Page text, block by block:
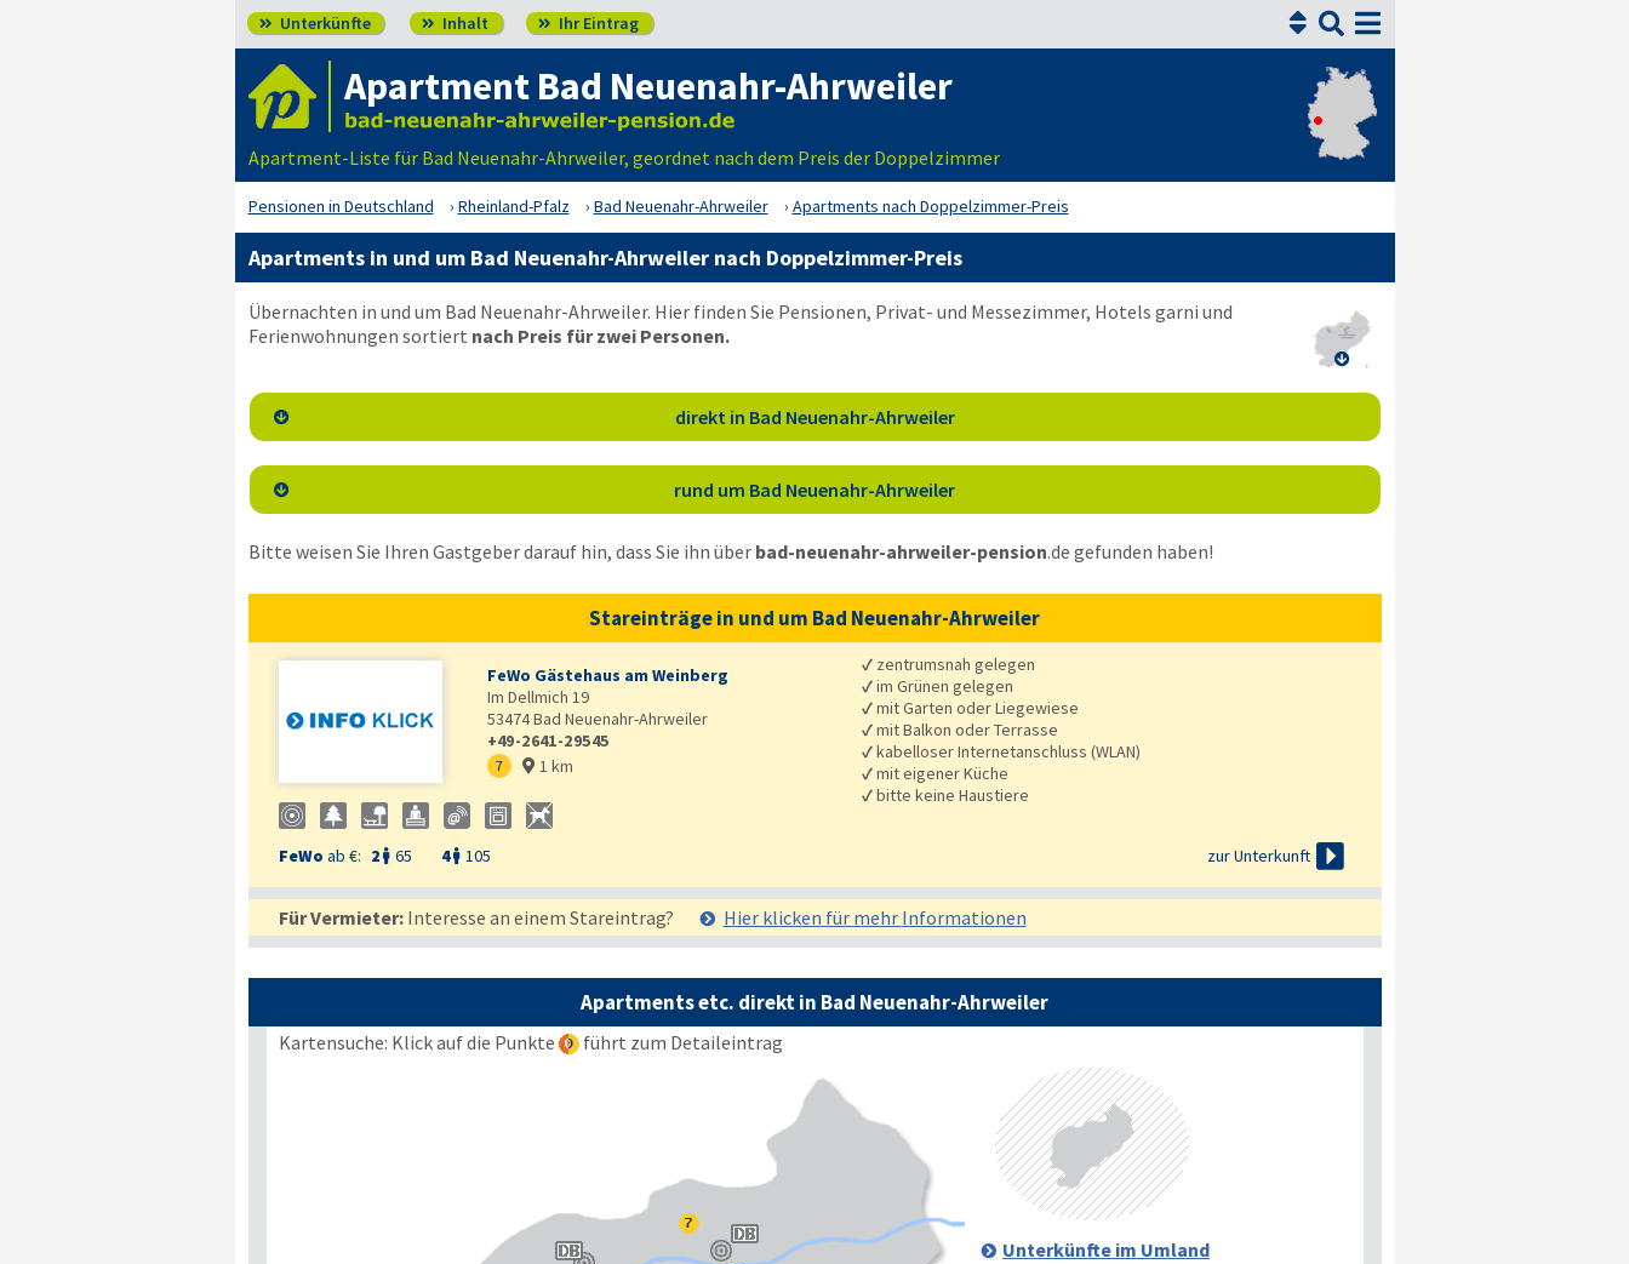
 Unterkünfte  Inhalt  Ihr Eintrag 

Apartment Bad Neuenahr-Ahrweiler
Apartment-Liste für Bad Neuenahr-Ahrweiler, geordnet nach dem Preis der Doppelzimmer
Pensionen in Deutschland Rheinland-Pfalz Bad Neuenahr-Ahrweiler Apartments nach Doppelzimmer-Preis
Apartments in und um Bad Neuenahr-Ahrweiler nach Doppelzimmer-Preis

Übernachten in und um Bad Neuenahr-Ahrweiler. Hier finden Sie Pensionen, Privat- und Messezimmer, Hotels garni und
Ferienwohnungen sortiert nach Preis für zwei Personen.
 direkt in Bad Neuenahr-Ahrweiler
 rund um Bad Neuenahr-Ahrweiler
Bitte weisen Sie Ihren Gastgeber darauf hin, dass Sie ihn über bad-neuenahr-ahrweiler-pension.de gefunden haben!
Stareinträge in und um Bad Neuenahr-Ahrweiler
FeWo Gästehaus am Weinberg
Im Dellmich 19
53474Bad Neuenahr-Ahrweiler
+49-2641-29545
7  1 km
FeWo ab €: 2  65 4 105
✓ zentrumsnah gelegen
✓im Grünen gelegen
✓mit Garten oder Liegewiese
✓mit Balkon oder Terrasse
✓kabelloser Internetanschluss (WLAN)
✓mit eigener Küche
✓bitte keine Haustiere
zur Unterkunft 
Für Vermieter:Interesse an einem Stareintrag? Hier klicken für mehr Informationen
Apartments etc. direkt in Bad Neuenahr-Ahrweiler
Kartensuche: Klick auf die Punkte führt zum Detaileintrag
Unterkünfte im Umland